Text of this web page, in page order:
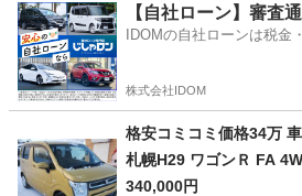
北海道 札幌市 稲積公園駅 ミライース
【自社ローン】審査
IDOMの自社ローンは税金
株式会社IDOM
格安コミコミ価格34万
札幌H29 ワゴ
340,000円